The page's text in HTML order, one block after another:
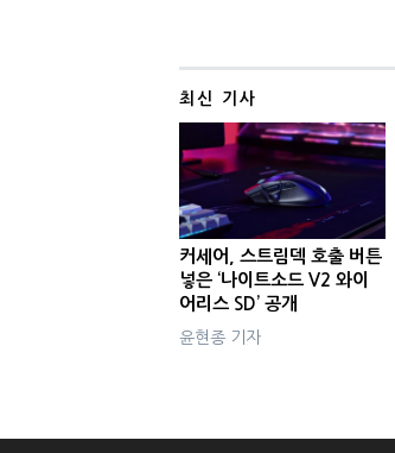
최신 기사
커세어, 스트림덱 호출 버튼
넣은 ‘나이트소드 V2 와이
어리스 SD’ 공개
윤현종 기자